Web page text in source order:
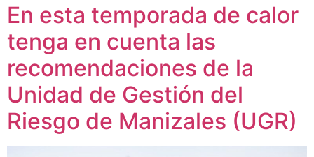
En esta temporada de calor
tenga en cuenta las
recomendaciones de la
Unidad de Gestión del
Riesgo de Manizales (UGR)